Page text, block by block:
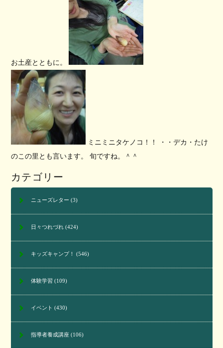
お土産とともに。
ミニミニタケノコ！！ ・・デカ・たけ
のこの里とも言います。 旬ですね。＾＾
カテゴリー
ニューズレター (3)
日々つれづれ(424)
キッズキャンプ！ (546)
体験学習 (109)
イベント (430)
指導者養成講座(106)